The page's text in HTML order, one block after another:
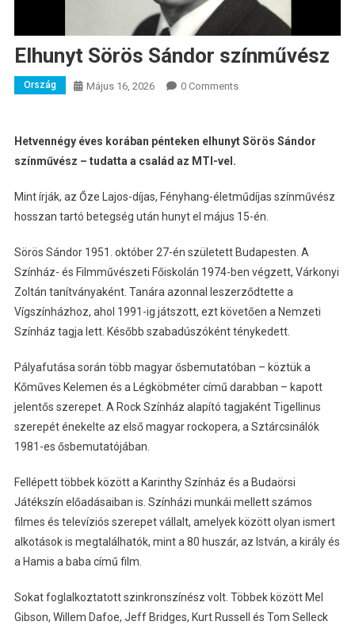
Elhunyt Sörös Sándor színművész
Ország Május 16, 2026 0 Comments
Hetvennégy éves korában pénteken elhunyt Sörös Sándor
színművész – tudatta a család az MTI-vel.
Mint írják, az Őze Lajos-díjas, Fényhang-életműdíjas színművész
hosszan tartó betegség után hunyt el május 15-én.
Sörös Sándor 1951. október 27-én született Budapesten. A
Színház- és Filmművészeti Főiskolán 1974-ben végzett, Várkonyi
Zoltán tanítványaként. Tanára azonnal leszerződtette a
Vígszínházhoz, ahol 1991-ig játszott, ezt követően a Nemzeti
Színház tagja lett. Később szabadúszóként ténykedett.
Pályafutása során több magyar ősbemutatóban – köztük a
Kőműves Kelemen és a Légköbméter című darabban – kapott
jelentős szerepet. A Rock Színház alapító tagjaként Tigellinus
szerepét énekelte az első magyar rockopera, a Sztárcsinálók
1981-es ősbemutatójában.
Fellépett többek között a Karinthy Színház és a Budaörsi
Játékszín előadásaiban is. Színházi munkái mellett számos
filmes és televíziós szerepet vállalt, amelyek között olyan ismert
alkotások is megtalálhatók, mint a 80 huszár, az István, a király és
a Hamis a baba című film.
Sokat foglalkoztatott szinkronszínész volt. Többek között Mel
Gibson, Willem Dafoe, Jeff Bridges, Kurt Russell és Tom Selleck